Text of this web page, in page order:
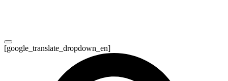
[google_translate_dropdown_en]